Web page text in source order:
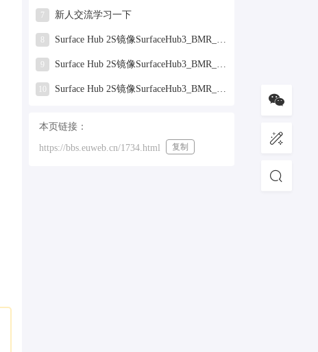
7 新人交流学习一下
8 Surface Hub 2S镜像SurfaceHub3_BMR_155000_2025.819.11244626.zip网盘下载
9 Surface Hub 2S镜像SurfaceHub3_BMR_155000_2025.319.9959381.zip网盘下载
10 Surface Hub 2S镜像SurfaceHub3_BMR_155000_2024.731.9330938.zip网盘下载
本页链接：
https://bbs.euweb.cn/1734.html 复制